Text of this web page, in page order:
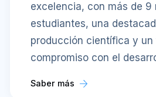
excelencia, con más de 9
estudiantes, una
producción científica y un
compromiso con el
Saber más